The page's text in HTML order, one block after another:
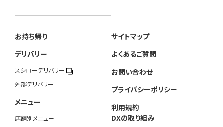
お持ち帰り
デリバリー
スシローデリバリー
外部デリバリー
メニュー
店舗別メニュー
サイトマップ
よくあるご質問
お問い合わせ
プライバシーポリシー
利用規約
DXの取り組み